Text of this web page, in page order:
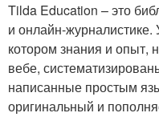
Tilda Education – это
и онлайн-
котором знания и опыт,
вебе,
написанные простым
оригинальный и